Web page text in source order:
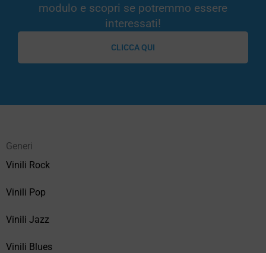
modulo e scopri se potremmo essere
interessati!
CLICCA QUI
Generi
Vinili Rock
Vinili Pop
Vinili Jazz
Vinili Blues